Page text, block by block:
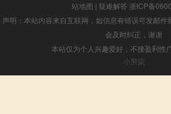
站地图 | 疑难解答 浙ICP备
声明：本站内容来自互联网，如信息有错误可发邮
会及时纠正，谢谢
本站仅为个人兴趣爱好，不接盈利性
小男孩